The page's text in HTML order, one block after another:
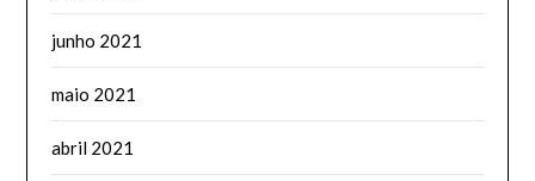
junho 2021
maio 2021
abril 2021